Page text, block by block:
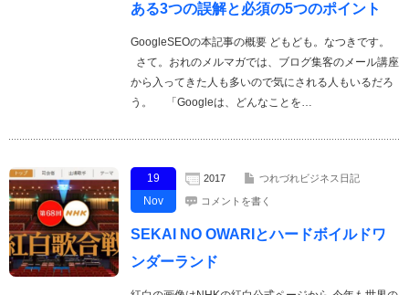
ある3つの誤解と必須の5つのポイント
GoogleSEOの本記事の概要 どもども。なつきです。
さて。おれのメルマガでは、ブログ集客のメール講座
から入ってきた人も多いので気にされる人もいるだろ
う。 「Googleは、どんなことを…
19
Nov
2017 つれづれビジネス日記
コメントを書く
SEKAI NO OWARIとハードボイルドワ
ンダーランド